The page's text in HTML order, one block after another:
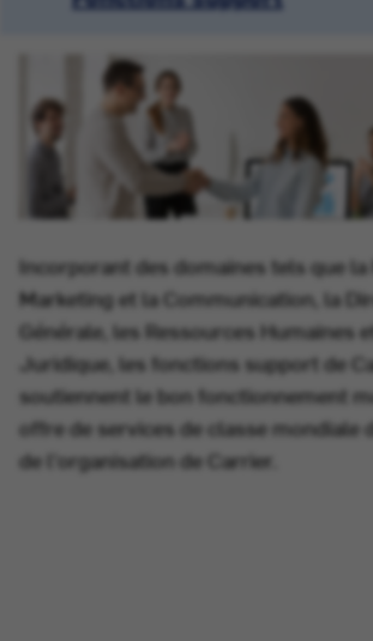
Incorporant des domaines tels que la
Marketing et la Communication, la
Générale, les Ressources Humaines
Juridique, les fonctions support de
soutiennent le bon fonctionnement
offre de services de classe mondiale
de l'organisation de Carrier.